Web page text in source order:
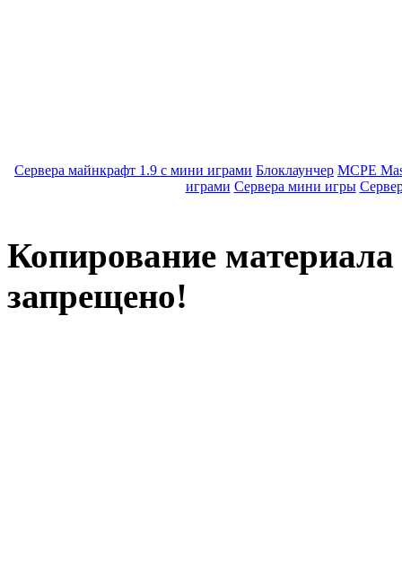
Сервера майнкрафт 1.9 с мини играми Блоклаунчер MCPE
играми Сервера мини игры
Копирование материала
запрещено!